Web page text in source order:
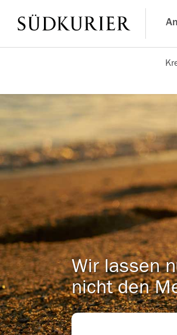
Wir lassen
nicht den